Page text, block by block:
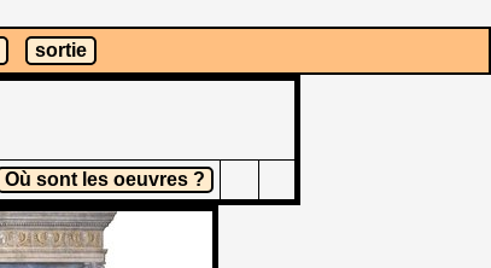
sortie
Où sont les oeuvres ?